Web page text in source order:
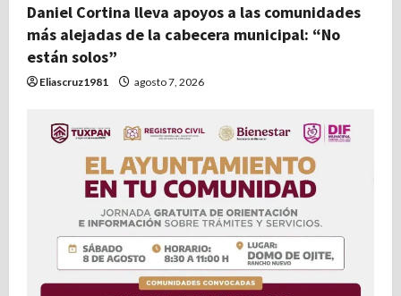
Daniel Cortina lleva apoyos a las comunidades
más alejadas de la cabecera municipal: “No
están solos”
Eliascruz1981 agosto 7, 2026